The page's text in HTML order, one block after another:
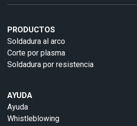
PRODUCTOS
Soldadura al arco
Corte por plasma
Soldadura por resistencia
AYUDA
Ayuda
Whistleblowing